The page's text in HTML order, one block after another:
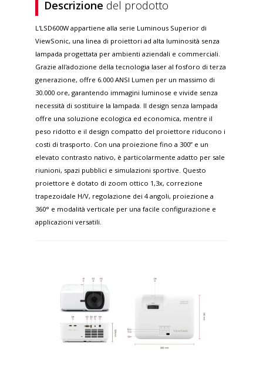
Descrizione del prodotto
L'LSD600W appartiene alla serie Luminous Superior di
ViewSonic, una linea di proiettori ad alta luminosità senza
lampada progettata per ambienti aziendali e commerciali.
Grazie all'adozione della tecnologia laser al fosforo di terza
generazione, offre 6.000 ANSI Lumen per un massimo di
30.000 ore, garantendo immagini luminose e vivide senza
necessità di sostituire la lampada. Il design senza lampada
offre una soluzione ecologica ed economica, mentre il
peso ridotto e il design compatto del proiettore riducono i
costi di trasporto. Con una proiezione fino a 300” e un
elevato contrasto nativo, è particolarmente adatto per sale
riunioni, spazi pubblici e simulazioni sportive. Questo
proiettore è dotato di zoom ottico 1,3x, correzione
trapezoidale H/V, regolazione dei 4 angoli, proiezione a
360° e modalità verticale per una facile configurazione e
applicazioni versatili.